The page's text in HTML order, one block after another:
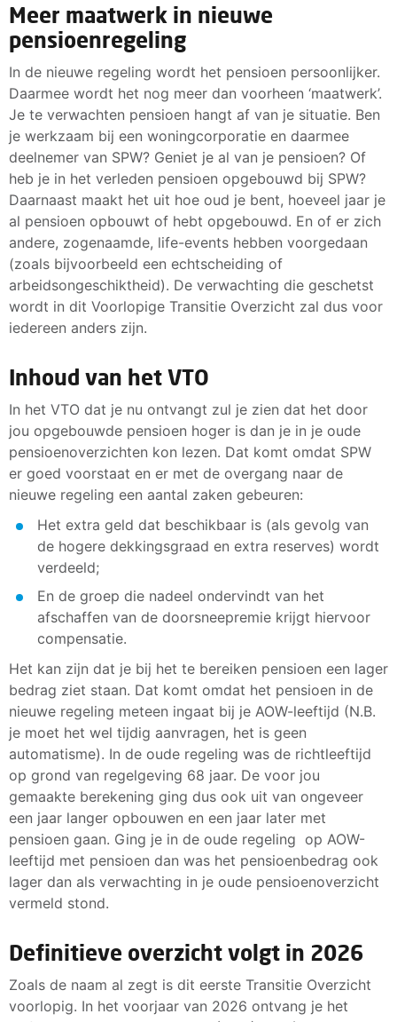
Meer maatwerk in nieuwe
pensioenregeling
In de nieuwe regeling wordt het pensioen persoonlijker.
Daarmee wordt het nog meer dan voorheen ‘maatwerk’.
Je te verwachten pensioen hangt af van je situatie. Ben
je werkzaam bij een woningcorporatie en daarmee
deelnemer van SPW? Geniet je al van je pensioen? Of
heb je in het verleden pensioen opgebouwd bij SPW?
Daarnaast maakt het uit hoe oud je bent, hoeveel jaar je
al pensioen opbouwt of hebt opgebouwd. En of er zich
andere, zogenaamde, life-events hebben voorgedaan
(zoals bijvoorbeeld een echtscheiding of
arbeidsongeschiktheid). De verwachting die geschetst
wordt in dit Voorlopige Transitie Overzicht zal dus voor
iedereen anders zijn.
Inhoud van het VTO
In het VTO dat je nu ontvangt zul je zien dat het door
jou opgebouwde pensioen hoger is dan je in je oude
pensioenoverzichten kon lezen. Dat komt omdat SPW
er goed voorstaat en er met de overgang naar de
nieuwe regeling een aantal zaken gebeuren:
Het extra geld dat beschikbaar is (als gevolg van
de hogere dekkingsgraad en extra reserves) wordt
verdeeld;
En de groep die nadeel ondervindt van het
afschaffen van de doorsneepremie krijgt hiervoor
compensatie.
Het kan zijn dat je bij het te bereiken pensioen een lager
bedrag ziet staan. Dat komt omdat het pensioen in de
nieuwe regeling meteen ingaat bij je AOW-leeftijd (N.B.
je moet het wel tijdig aanvragen, het is geen
automatisme). In de oude regeling was de richtleeftijd
op grond van regelgeving 68 jaar. De voor jou
gemaakte berekening ging dus ook uit van ongeveer
een jaar langer opbouwen en een jaar later met
pensioen gaan. Ging je in de oude regeling op AOW-
leeftijd met pensioen dan was het pensioenbedrag ook
lager dan als verwachting in je oude pensioenoverzicht
vermeld stond.
Definitieve overzicht volgt in 2026
Zoals de naam al zegt is dit eerste Transitie Overzicht
voorlopig. In het voorjaar van 2026 ontvang je het